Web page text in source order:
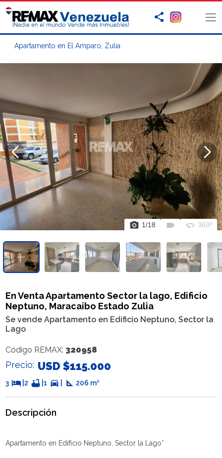
Apartamento en El Amparo, Zulia
photo_camera 1/18 videocam 360 360º
En Venta Apartamento Sector la lago, Edificio
Neptuno, Maracaibo Estado Zulia
Se vende Apartamento en Edificio Neptuno, Sector la
Lago
Código REMAX: 320958
Precio: USD $115.000
3 hotel 2 bathtub 1 directions_car square_foot 206 m²
Descripción
Apartamento en Edificio Neptuno, Sector la Lago*